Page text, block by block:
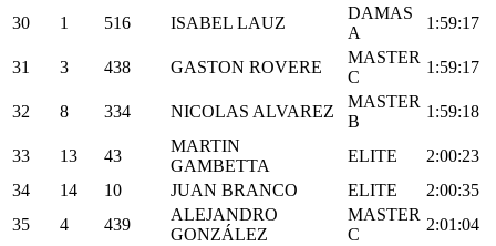
30 1 516 ISABEL LAUZ
DAMAS
A
1:59:17
31 3 438 GASTON ROVERE
MASTER
C
1:59:17
32 8 334 NICOLAS ALVAREZ
MASTER
B
1:59:18
33 13 43
MARTIN
GAMBETTA
ELITE
2:00:23
34
14 10 JUAN BRANCO ELITE
2:00:35
35
4 439
ALEJANDRO
GONZÁLEZ
MASTER
C
2:01:04